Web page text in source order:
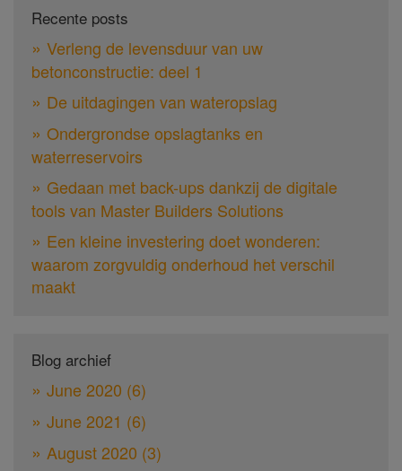
Recente posts
Verleng de levensduur van uw
betonconstructie: deel 1
De uitdagingen van wateropslag
Ondergrondse opslagtanks en
waterreservoirs
Gedaan met back-ups dankzij de digitale
tools van Master Builders Solutions
Een kleine investering doet wonderen:
waarom zorgvuldig onderhoud het verschil
maakt
Blog archief
June 2020 (6)
June 2021 (6)
August 2020 (3)